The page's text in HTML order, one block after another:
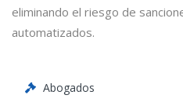
eliminando el riesgo de
automatizados.
Abogados